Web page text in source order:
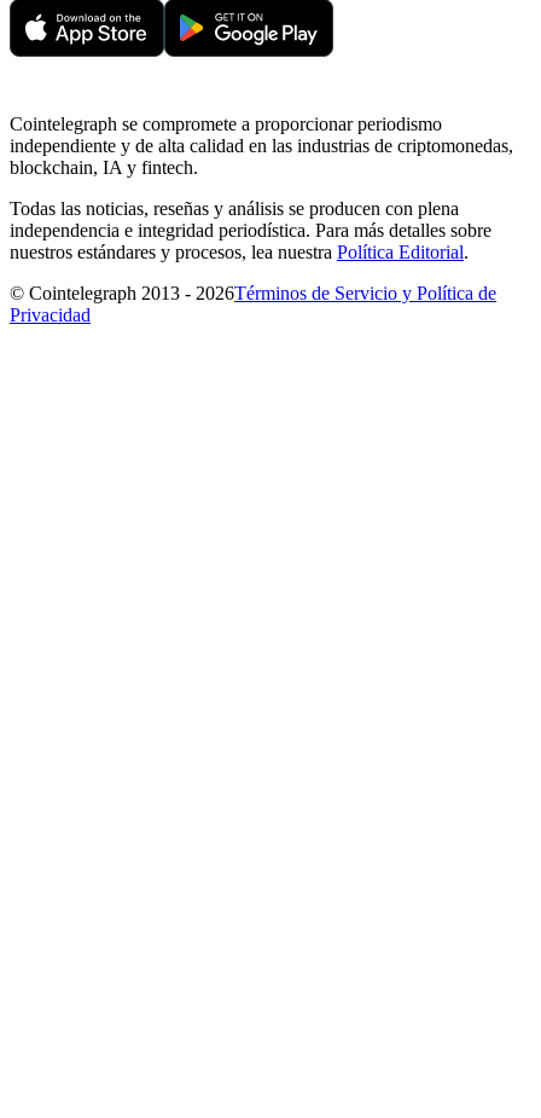
Cointelegraph se compromete a proporcionar periodismo
independiente y de alta calidad en las industrias de criptomonedas,
blockchain, IA y fintech.
Todas las noticias, reseñas y análisis se producen con plena
independencia e integridad periodística. Para más detalles sobre
nuestros estándares y procesos, lea nuestra Política Editorial.
© Cointelegraph 2013 - 2026Términos de Servicio y Política de
Privacidad